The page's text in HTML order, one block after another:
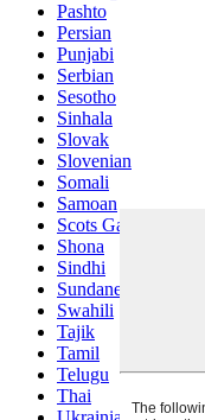
Pashto
Persian
Punjabi
Serbian
Sesotho
Sinhala
Slovak
Slovenian
Somali
Samoan
Scots Gaelic
Shona
Sindhi
Sundanese
Swahili
Tajik
Tamil
Telugu
Thai